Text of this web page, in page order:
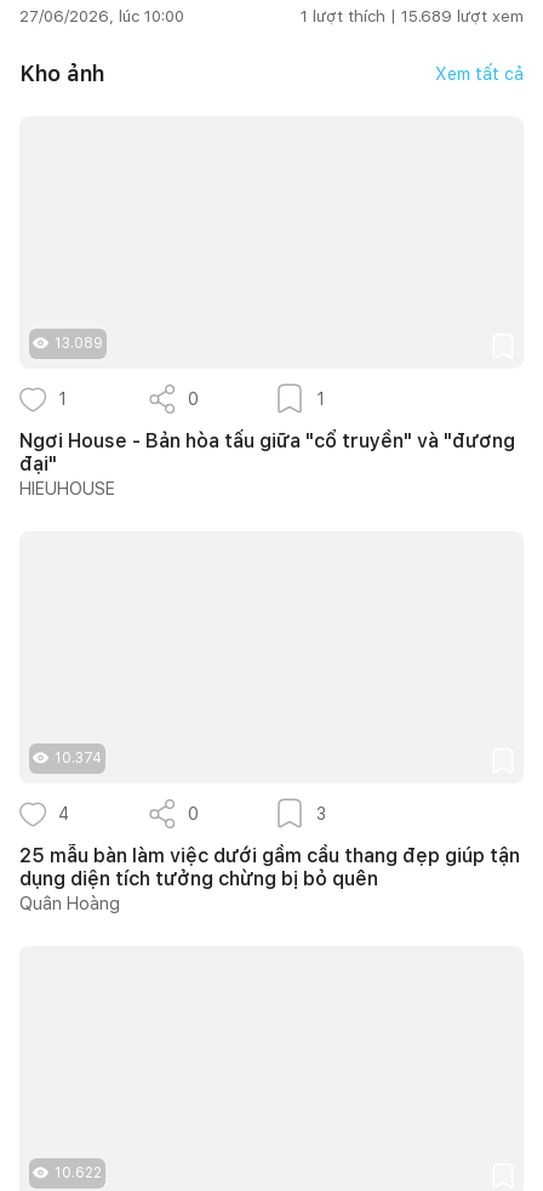
27/06/2026, lúc 10:00 1 lượt thích | 15.689 lượt xem
Kho ảnh Xem tất cả
13.089
1 0 1
Ngơi House - Bản hòa tấu giữa "cổ truyền" và "đương
đại"
HIEUHOUSE
10.374
4 0 3
25 mẫu bàn làm việc dưới gầm cầu thang đẹp giúp tận
dụng diện tích tưởng chừng bị bỏ quên
Quân Hoàng
10.622